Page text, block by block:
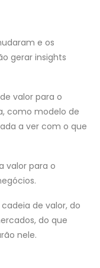
e os
gerar insights
valor para o
como modelo de
a ver com o que
valor para o
de valor, do
do que
nele.